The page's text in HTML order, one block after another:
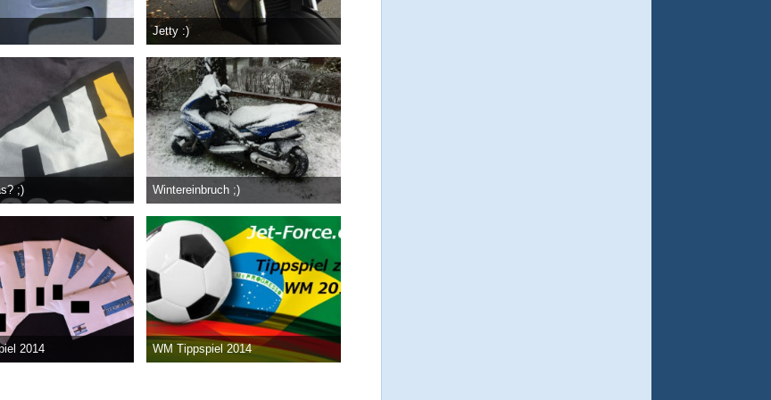
-14. Februar 2016
Jetty :)
unrealSpeedy-4. Februar 2016
8.370
4 0
;)
-12. Mai 2015
Wintereinbruch ;)
unrealSpeedy-30. Januar 2015
2.893
2014
-23. August 2014
WM Tippspiel 2014
unrealSpeedy-18. Juni 2014